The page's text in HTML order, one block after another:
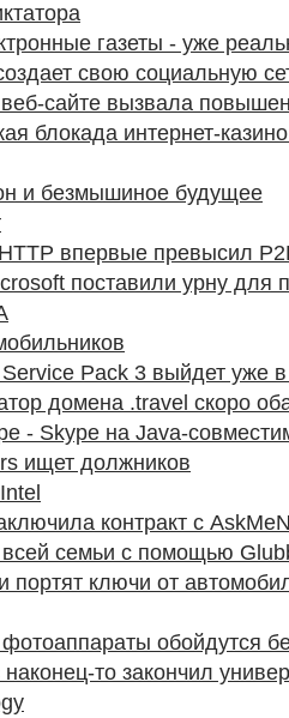
газеты - уже
свою социальную
сайте вызвала
блокада интернет-
и безмышиное будущее
впервые превысил
поставили урну для
Pack 3 выйдет уже в
домена .travel скоро
- Skype на Java-
ищет должников
контракт с
семьи с помощью
портят ключи от
обойдутся
то закончил